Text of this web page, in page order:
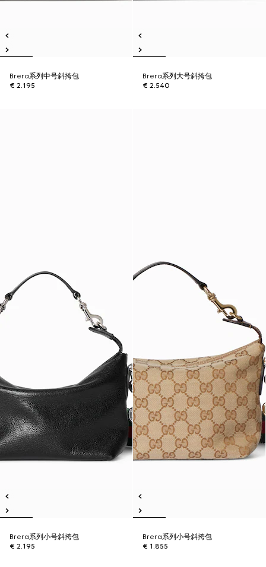
Brera系列中号斜挎包
€ 2.195
Brera系列大号斜挎包
€ 2.540
Brera系列小号斜挎包
€ 2.195
Brera系列小号斜挎包
€ 1.855